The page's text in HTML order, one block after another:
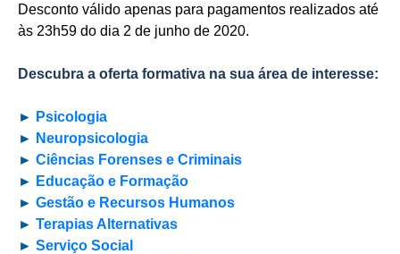
Desconto válido apenas para pagamentos realizados até
às 23h59 do dia 2 de junho de 2020.
Descubra a oferta formativa na sua área de interesse:
► Psicologia
► Neuropsicologia
► Ciências Forenses e Criminais
► Educação e Formação
► Gestão e Recursos Humanos
► Terapias Alternativas
► Serviço Social